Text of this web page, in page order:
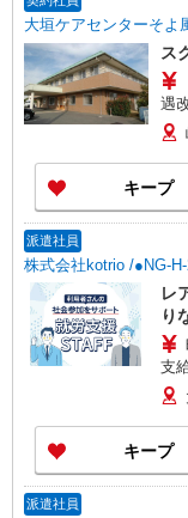
大垣ケアセンターそよ
ス
遇改善
手当
月
（
改
キープ
派遣社員
株式会社kotrio /●NG-
レ
り
支
キープ
派遣社員